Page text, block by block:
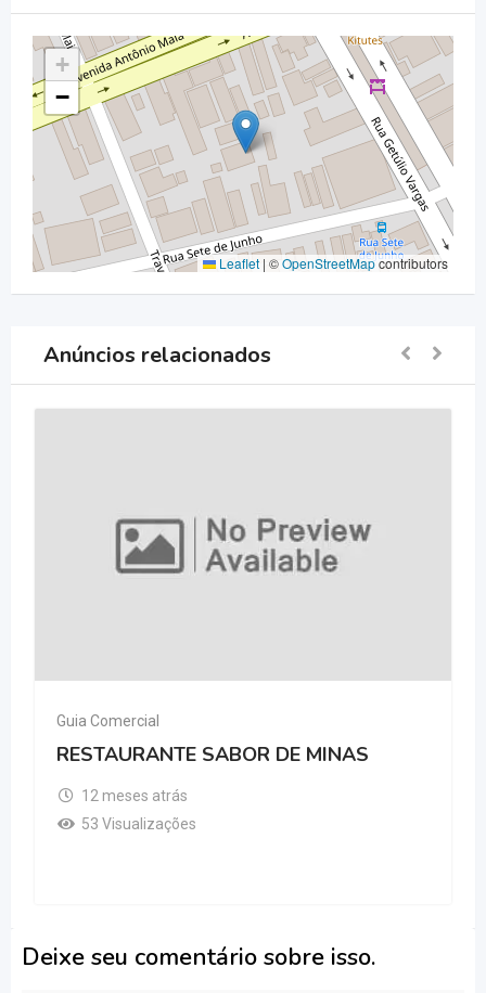
+
−
Leaflet | ©OpenStreetMapcontributors
Anúncios relacionados
Guia Comercial
RESTAURANTE SABOR DE MINAS
12 meses atrás
53 Visualizações
Deixe seu comentário sobre isso.